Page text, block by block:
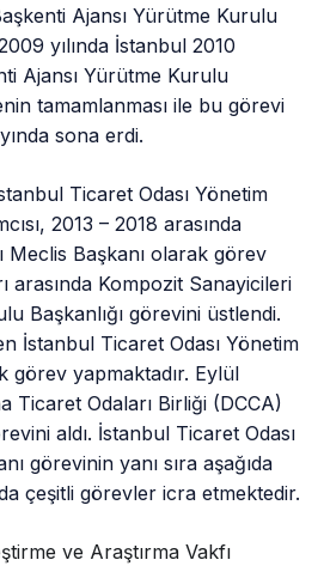
Ajansı Yürütme Kurulu
yılında İstanbul 2010
Ajansı Yürütme Kurulu
tamamlanması ile bu görevi
sona erdi.
Ticaret Odası Yönetim
2013 – 2018 arasında
Meclis Başkanı olarak görev
arasında Kompozit Sanayicileri
Başkanlığı görevini üstlendi.
İstanbul Ticaret Odası Yönetim
görev yapmaktadır. Eylül
Ticaret Odaları Birliği (DCCA)
aldı. İstanbul Ticaret Odası
görevinin yanı sıra aşağıda
çeşitli görevler icra etmektedir.
ve Araştırma Vakfı